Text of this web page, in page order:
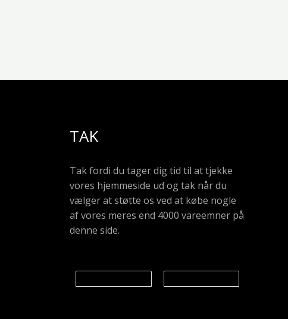
TAK
Tak fordi du tager dig tid til at tjekke
vores hjemmeside ud og tak når du
vælger at støtte os ved at købe nogle
af vores meres end 4000 vareemner på
denne side.